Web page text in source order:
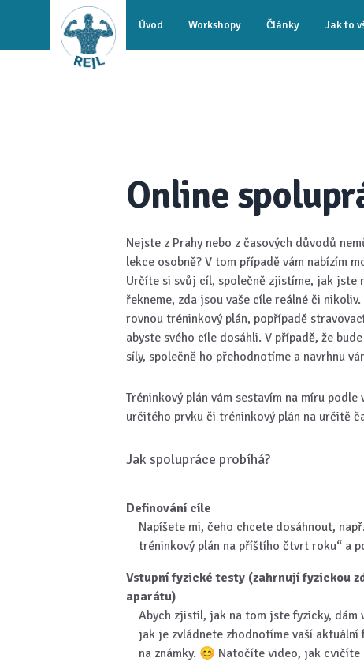
Workflow
Úvod Workshopy Články Jak to
Online
Nejste z Prahy nebo z časových důvodů
lekce osobně? V tom případě vám nabízím
Určíte si svůj cíl, společně zjistíme, jak jste
řekneme, zda jsou vaše cíle reálné či
rovnou tréninkový plán, popřípadě
abyste svého cíle dosáhli. V případě, že
síly, společně ho přehodnotíme a navrhnu
Tréninkový plán vám sestavím na míru
určitého prvku či tréninkový plán na určitě
Jak spolupráce probíhá?
Definování cíle
Napíšete mi, čeho chcete dosáhnout,
tréninkový plán na příštího čtvrt roku“ a
Vstupní fyzické testy (zahrnují fyzickou
aparátu)
Abych zjistil, jak na tom jste fyzicky, dám
jak je zvládnete zhodnotíme vaší
na známky. 😊 Natočíte video, jak cvičíte